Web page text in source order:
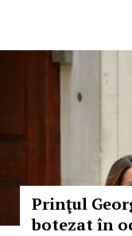
Prinţul
botezat în